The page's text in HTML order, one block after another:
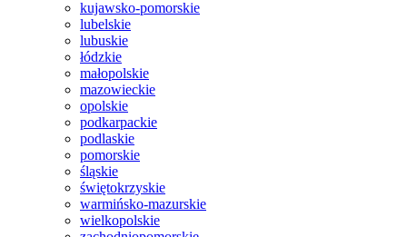
kujawsko-pomorskie
lubelskie
lubuskie
łódzkie
małopolskie
mazowieckie
opolskie
podkarpackie
podlaskie
pomorskie
śląskie
świętokrzyskie
warmińsko-mazurskie
wielkopolskie